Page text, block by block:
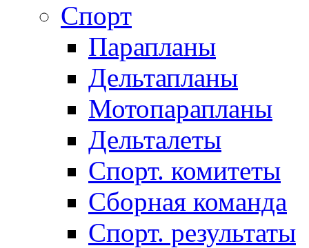
Спорт
Парапланы
Дельтапланы
Мотопарапланы
Дельталеты
Спорт. комитеты
Сборная команда
Спорт. результаты